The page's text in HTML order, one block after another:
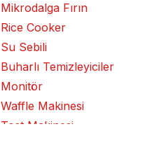
Mikrodalga Fırın
Rice Cooker
Su Sebili
Buharlı Temizleyiciler
Monitör
Waffle Makinesi
Tost Makinesi